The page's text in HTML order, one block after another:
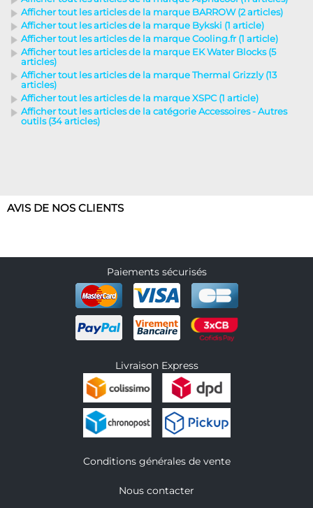
Afficher tout les articles de la marque BARROW (2 articles)
Afficher tout les articles de la marque Bykski (1 article)
Afficher tout les articles de la marque Cooling.fr (1 article)
Afficher tout les articles de la marque EK Water Blocks (5
articles)
Afficher tout les articles de la marque Thermal Grizzly (13
articles)
Afficher tout les articles de la marque XSPC (1 article)
Afficher tout les articles de la catégorie Accessoires - Autres
outils (34 articles)
AVIS DE NOS CLIENTS
Paiements sécurisés
Livraison Express
Conditions générales de vente
Nous contacter